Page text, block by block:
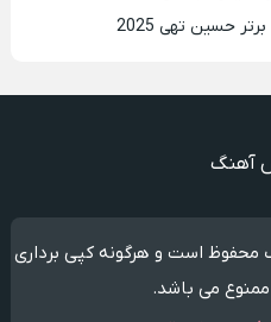
حسین تهی 2025
آهنگ
محفوظ است و هرگونه کپی برداری
می باشد.